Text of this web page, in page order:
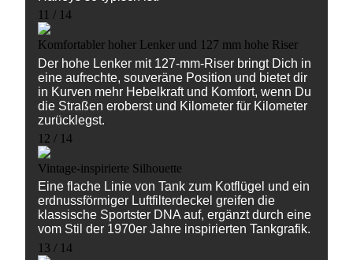
11 / 14
Komfortabler hoher Lenker und 127 mm hohe Riser
Der hohe Lenker mit 127-mm-Riser bringt Dich in
eine aufrechte, souveräne Position und bietet dir
in Kurven mehr Hebelkraft und Komfort, wenn Du
die Straßen eroberst und Kilometer für Kilometer
zurücklegst.
12 / 14
Vintage-inspirierte Silhouette
Eine flache Linie von Tank zum Kotflügel und ein
erdnussförmiger Luftfilterdeckel greifen die
klassische Sportster DNA auf, ergänzt durch eine
vom Stil der 1970er Jahre inspirierten Tankgrafik.
13 / 14